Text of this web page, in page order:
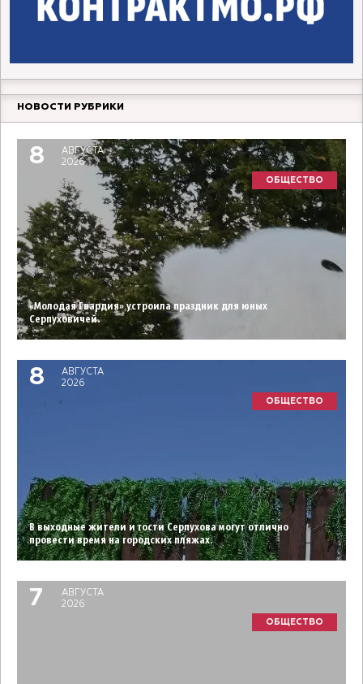
НОВОСТИ РУБРИКИ
8
АВГУСТА
2026
ОБЩЕСТВО
«Молодая Гвардия» устроила праздник для юных
Серпуховичей.
8
АВГУСТА
2026
ОБЩЕСТВО
В выходные жители и гости Серпухова могут отлично
провести время на городских пляжах.
7
АВГУСТА
2026
ОБЩЕСТВО